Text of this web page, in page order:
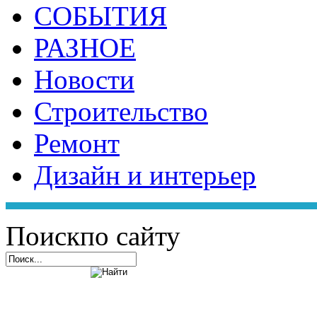
СОБЫТИЯ
РАЗНОЕ
Новости
Строительство
Ремонт
Дизайн и интерьер
Поискпо сайту